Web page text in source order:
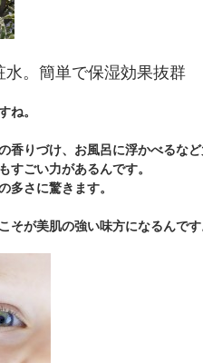
。簡単で保湿効果抜群
ね。
香りづけ、お風呂に浮かべるな
すごい力があるんです。
多さに驚きます。
そが美肌の強い味方になるんで